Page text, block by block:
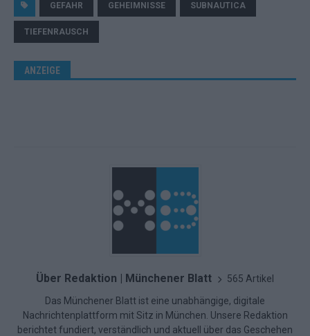
GEFAHR GEHEIMNISSE SUBNAUTICA
TIEFENRAUSCH
ANZEIGE
Über Redaktion | Münchener Blatt 565 Artikel
Das Münchener Blatt ist eine unabhängige, digitale
Nachrichtenplattform mit Sitz in München. Unsere Redaktion
berichtet fundiert, verständlich und aktuell über das Geschehen